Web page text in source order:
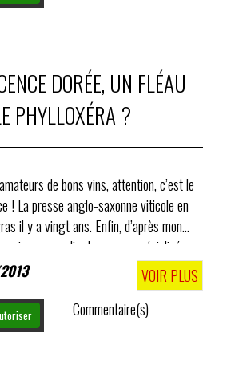
DORÉE, UN FLÉAU
PHYLLOXÉRA ?
de bons vins, attention, c’est le
! La presse anglo-saxonne viticole en
il y a vingt ans. Enfin, d’après mon
jeune pour lire la presse spécialisée, ...
VOIR PLUS
Commentaire(s)